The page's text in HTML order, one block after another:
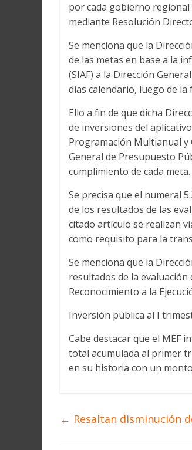
por cada gobierno regional
mediante Resolución
Se menciona que la
de las metas en base a la
(SIAF) a la Dirección
días calendario, luego de la
Ello a fin de que dicha
de inversiones del
Programación Multianual y
General de Presupuesto
cumplimiento de cada meta.
Se precisa que el numeral
de los resultados de las
citado artículo se realizan
como requisito para la
Se menciona que la
resultados de la
Reconocimiento a la
Inversión pública al I
Cabe destacar que el MEF
total acumulada al primer
en su historia con un monto
← Resaltan disminución